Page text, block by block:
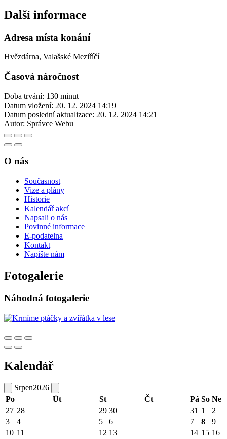
Další informace
Adresa místa konání
Hvězdárna, Valašské Meziříčí
Časová náročnost
Doba trvání: 130 minut
Datum vložení: 20. 12. 2024 14:19
Datum poslední aktualizace: 20. 12. 2024 14:21
Autor: Správce Webu
O nás
Současnost
Vize a plány
Historie
Kalendář akcí
Napsali o nás
Povinné informace
E-podatelna
Kontakt
Napište nám
Fotogalerie
Náhodná fotogalerie
Kalendář
Srpen2026
Po
Út St Čt Pá So Ne
27 28 29 30 31 1
2
3
4 5 6 7 8
9
10 11 12 13 14 15 16